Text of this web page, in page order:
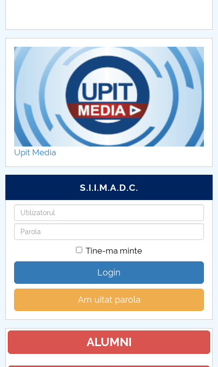
Upit Media
S.I.I.M.A.D.C.
Utilizatorul
Parola
Tine-ma minte
Login
Am uitat parola
ALUMNI